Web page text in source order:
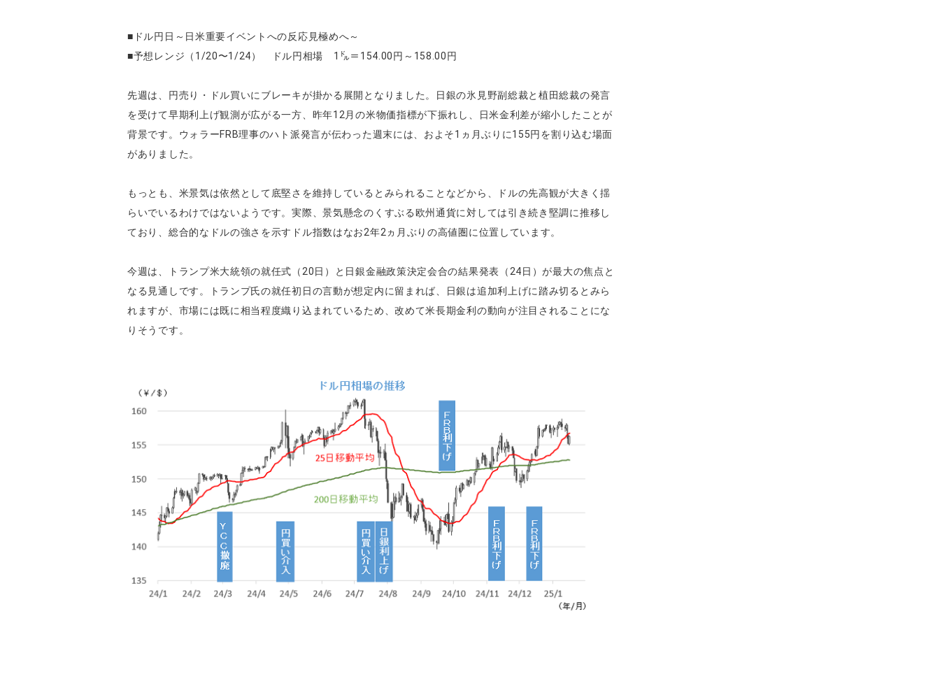
■ドル円日～日米重要イベントへの反応見極めへ～
■予想レンジ（1/20〜1/24） ドル円相場 1㌦＝154.00円～158.00円
先週は、円売り・ドル買いにブレーキが掛かる展開となりました。日銀の氷見野副総裁と植田総裁の発言
を受けて早期利上げ観測が広がる一方、昨年12月の米物価指標が下振れし、日米金利差が縮小したことが
背景です。ウォラーFRB理事のハト派発言が伝わった週末には、およそ1ヵ月ぶりに155円を割り込む場面
がありました。
もっとも、米景気は依然として底堅さを維持しているとみられることなどから、ドルの先高観が大きく揺
らいでいるわけではないようです。実際、景気懸念のくすぶる欧州通貨に対しては引き続き堅調に推移し
ており、総合的なドルの強さを示すドル指数はなお2年2ヵ月ぶりの高値圏に位置しています。
今週は、トランプ米大統領の就任式（20日）と日銀金融政策決定会合の結果発表（24日）が最大の焦点と
なる見通しです。トランプ氏の就任初日の言動が想定内に留まれば、日銀は追加利上げに踏み切るとみら
れますが、市場には既に相当程度織り込まれているため、改めて米長期金利の動向が注目されることにな
りそうです。